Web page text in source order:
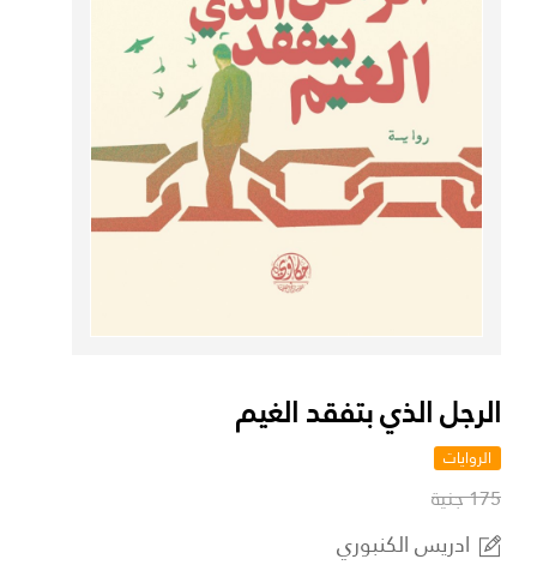
الرجل الذي بتفقد الغيم
الروايات
175 جنية
ادريس الكنبوري